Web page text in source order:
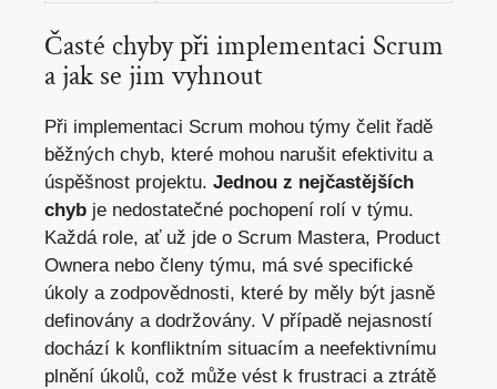
Časté chyby při implementaci Scrum
a jak se jim vyhnout
Při implementaci Scrum mohou týmy čelit řadě
běžných chyb, které mohou narušit efektivitu a
úspěšnost projektu. Jednou z nejčastějších
chyb je nedostatečné pochopení rolí v týmu.
Každá role, ať už jde o Scrum Mastera, Product
Ownera nebo členy týmu, má své specifické
úkoly a zodpovědnosti, které by měly být jasně
definovány a dodržovány. V případě nejasností
dochází k konfliktním situacím a neefektivnímu
plnění úkolů, což může vést k frustraci a ztrátě